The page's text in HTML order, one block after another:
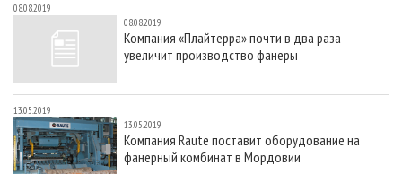
08.08.2019
08.08.2019
Компания «Плайтерра» почти в два раза
увеличит производство фанеры
13.05.2019
13.05.2019
Компания Raute поставит оборудование на
фанерный комбинат в Мордовии